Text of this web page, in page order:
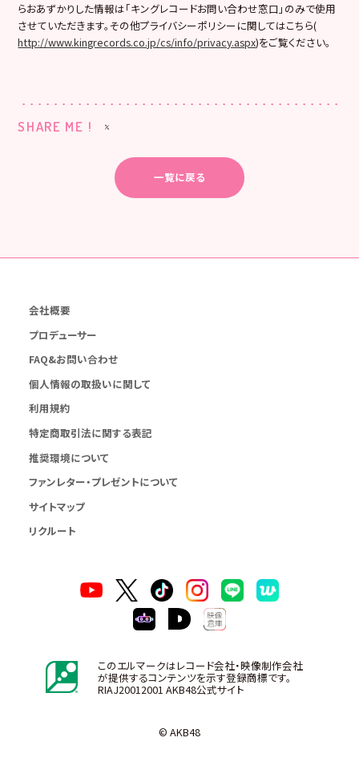
らおあずかりした情報は「キングレコードお問い合わせ窓口」のみで使用
させていただきます。その他プライバシーポリシーに関してはこちら(
http://www.kingrecords.co.jp/cs/info/privacy.aspx)をご覧ください。
SHARE ME !
一覧に戻る
会社概要
プロデューサー
FAQ&お問い合わせ
個人情報の取扱いに関して
利用規約
特定商取引法に関する表記
推奨環境について
ファンレター・プレゼントについて
サイトマップ
リクルート
このエルマークはレコード会社・映像制作会社
が提供するコンテンツを示す登録商標です。
RIAJ20012001 AKB48公式サイト
© AKB48